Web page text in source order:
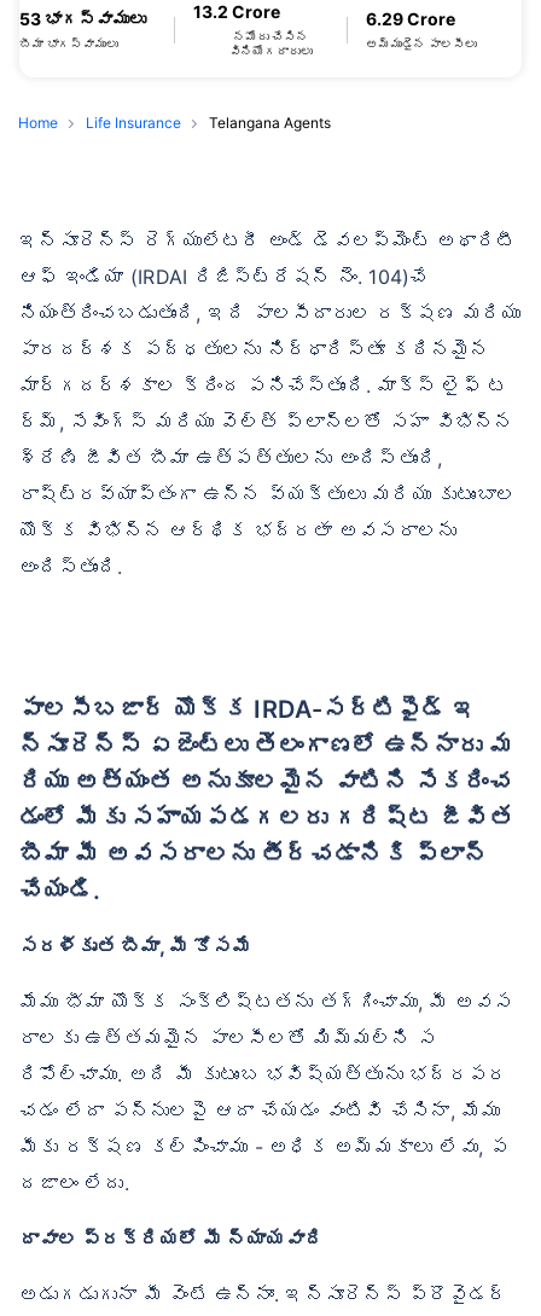
53 భాగస్వాములు
బీమా భాగస్వాములు
13.2 Crore
నమోదు చేసిన
వినియోగదారులు
6.29 Crore
అమ్ముడైన పాలసీలు
Home Life Insurance Telangana Agents
ఇన్సూరెన్స్ రెగ్యులేటరీ అండ్ డెవలప్‌మెంట్ అథారిటీ
ఆఫ్ ఇండియా (IRDAI రిజిస్ట్రేషన్ నెం. 104)చే
నియంత్రించబడుతుంది, ఇది పాలసీదారుల రక్షణ మరియు
పారదర్శక పద్ధతులను నిర్ధారిస్తూ కఠినమైన
మార్గదర్శకాల క్రింద పనిచేస్తుంది. మాక్స్ లైఫ్ ట
ర్మ్, సేవింగ్స్ మరియు వెల్త్ ప్లాన్‌లతో సహా విభిన్న
శ్రేణి జీవిత బీమా ఉత్పత్తులను అందిస్తుంది,
రాష్ట్రవ్యాప్తంగా ఉన్న వ్యక్తులు మరియు కుటుంబాల
యొక్క విభిన్న ఆర్థిక భద్రతా అవసరాలను
అందిస్తుంది.
పాలసీబజార్ యొక్క IRDA-సర్టిఫైడ్ ఇ
న్సూరెన్స్ ఏజెంట్లు తెలంగాణలో ఉన్నారు మ
రియు అత్యంత అనుకూలమైన వాటిని సేకరించ
డంలో మీకు సహాయపడగలరు గరిష్ట జీవిత
బీమా మీ అవసరాలను తీర్చడానికి ప్లాన్
చేయండి.
సరళీకృత బీమా, మీ కోసమే
మేము భీమా యొక్క సంక్లిష్టతను తగ్గించాము, మీ అవస
రాలకు ఉత్తమమైన పాలసీలతో మిమ్మల్ని స
రిపోల్చాము. అది మీ కుటుంబ భవిష్యత్తును భద్రపర
చడం లేదా పన్నులపై ఆదా చేయడం వంటివి చేసినా, మేము
మీకు రక్షణ కల్పించాము - అధిక అమ్మకాలు లేవు, ప
దజాలం లేదు.
దావాల ప్రక్రియలో మీ న్యాయవాది
అడుగడుగునా మీ వెంటే ఉన్నాం. ఇన్సూరెన్స్ ప్రొవైడర్